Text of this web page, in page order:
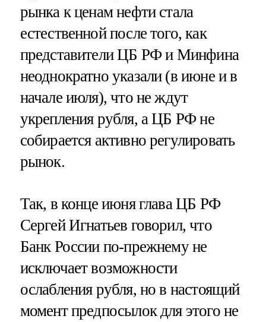
рынка к ценам нефти стала
естественной после того, как
представители ЦБ РФ и Минфина
неоднократно указали (в июне и в
начале июля), что не ждут
укрепления рубля, а ЦБ РФ не
собирается активно регулировать
рынок.
Так, в конце июня глава ЦБ РФ
Сергей Игнатьев говорил, что
Банк России по-прежнему не
исключает возможности
ослабления рубля, но в настоящий
момент предпосылок для этого не